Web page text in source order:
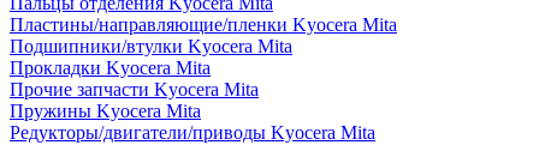
Пластины/направляющие/пленки Kyocera Mita
Подшипники/втулки Kyocera Mita
Прокладки Kyocera Mita
Прочие запчасти Kyocera Mita
Пружины Kyocera Mita
Редукторы/двигатели/приводы Kyocera Mita